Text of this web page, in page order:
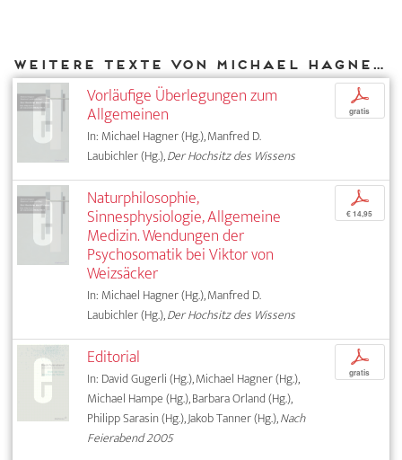
Weitere Texte von Michael Hagner bei DIAPHANES
Vorläufige Überlegungen zum
Allgemeinen
In: Michael Hagner (Hg.), Manfred D.
Laubichler (Hg.),Der Hochsitz des Wissens
p
gratis
Naturphilosophie,
Sinnesphysiologie, Allgemeine
Medizin. Wendungen der
Psychosomatik bei Viktor von
Weizsäcker
In: Michael Hagner (Hg.), Manfred D.
Laubichler (Hg.),Der Hochsitz des Wissens
p
€ 14,95
Editorial
In: David Gugerli (Hg.), Michael Hagner (Hg.),
Michael Hampe (Hg.), Barbara Orland (Hg.),
Philipp Sarasin (Hg.), Jakob Tanner (Hg.),Nach
Feierabend 2005
p
gratis